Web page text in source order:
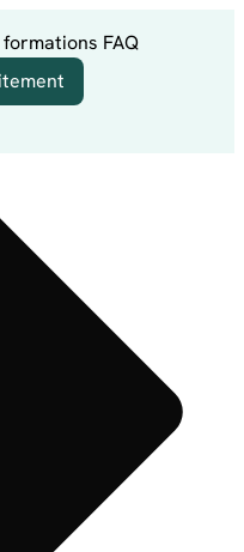
formations FAQ